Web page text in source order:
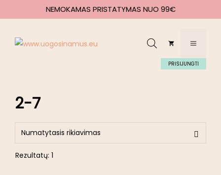
NEMOKAMAS PRISTATYMAS NUO 99€
PRISIJUNGTI
2-7
Rezultatų: 1